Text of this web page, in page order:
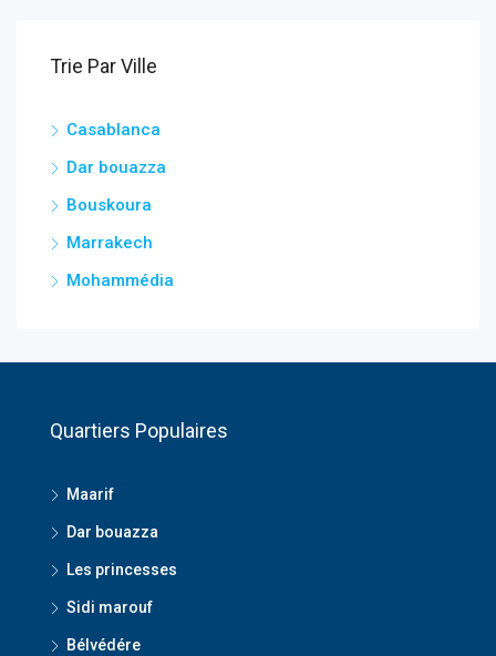
Trie Par Ville
Casablanca
Dar bouazza
Bouskoura
Marrakech
Mohammédia
Quartiers Populaires
Maarif
Dar bouazza
Les princesses
Sidi marouf
Bélvédére